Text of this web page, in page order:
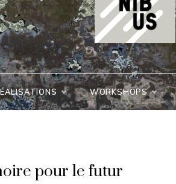
Cie
Omnibus
WORKSHOPS
pour le futur